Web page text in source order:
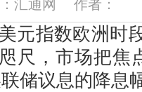
汇通网 作者：
指数欧洲时
尺，市场把焦
储议息的降息